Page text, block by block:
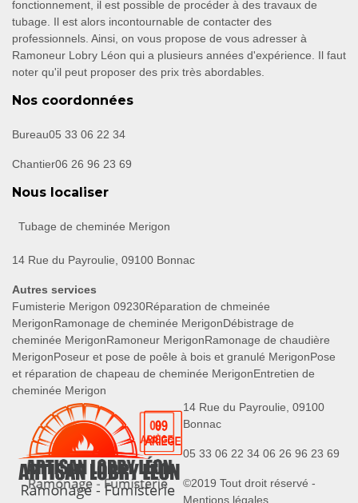
fonctionnement, il est possible de procéder à des travaux de
tubage. Il est alors incontournable de contacter des
professionnels. Ainsi, on vous propose de vous adresser à
Ramoneur Lobry Léon qui a plusieurs années d'expérience. Il faut
noter qu'il peut proposer des prix très abordables.
Nos coordonnées
Bureau05 33 06 22 34
Chantier06 26 96 23 69
Nous localiser
Tubage de cheminée Merigon
14 Rue du Payroulie, 09100 Bonnac
Autres services
Fumisterie Merigon 09230Réparation de chmeinée
MerigonRamonage de cheminée MerigonDébistrage de
cheminée MerigonRamoneur MerigonRamonage de chaudière
MerigonPoseur et pose de poêle à bois et granulé MerigonPose
et réparation de chapeau de cheminée MerigonEntretien de
cheminée Merigon
14 Rue du Payroulie, 09100
Bonnac
05 33 06 22 34 06 26 96 23 69
©2019 Tout droit réservé -
Mentions légales